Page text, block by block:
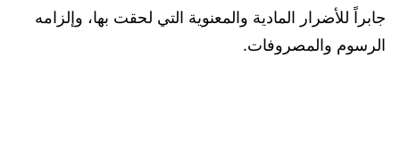
جابراً للأضرار المادية والمعنوية التي لحقت بها، وإلزامه
الرسوم والمصروفات.